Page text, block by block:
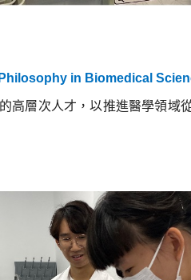
in Biomedical
高層次人才，以推進醫學領域